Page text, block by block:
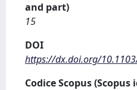
and part)
15
DOI
https://dx.doi.org/
Codice Scopus